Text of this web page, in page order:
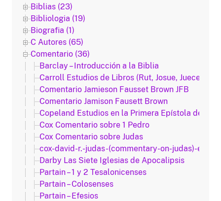
Biblias (23)
Bibliologia (19)
Biografia (1)
C Autores (65)
Comentario (36)
Barclay – Introducción a la Biblia
Carroll Estudios de Libros (Rut, Josue, Jueces
Comentario Jamieson Fausset Brown JFB
Comentario Jamison Fausett Brown
Copeland Estudios en la Primera Epístola de Juan
Cox Comentario sobre 1 Pedro
Cox Comentario sobre Judas
cox-david-r.-judas-(commentary-on-judas)-
Darby Las Siete Iglesias de Apocalipsis
Partain – 1 y 2 Tesalonicenses
Partain – Colosenses
Partain – Efesios